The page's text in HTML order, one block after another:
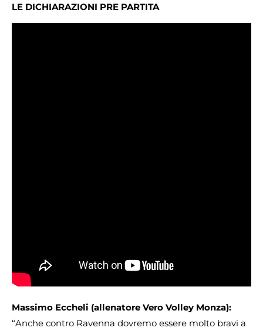
LE DICHIARAZIONI PRE PARTITA
Massimo Eccheli (allenatore Vero Volley Monza):
“Anche contro Ravenna dovremo essere molto bravi a